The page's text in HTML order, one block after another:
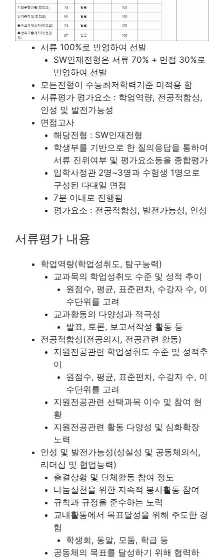
서류 100%로 반영하여 선발
SW인재전형은 서류 70% + 면접 30%로
반영하여 선발
모든전형이 수능최저학력기준 미적용 함
서류평가 평가요소 : 학업역량, 전공적합성,
인성 및 발전가능성
면접고사
해당전형 : SW인재전형
학생부를 기반으로 한 질의응답을 통하여
서류 진위여부 및 평가요소등을 종합평가
입학사정관 2명~3명과 수험생 1명으로
구성된 다대일 면접
7분 이내로 진행됨
평가요소 : 전공적합성, 발전가능성, 인성
서류평가 내용
학업역량(학업성취도, 탐구능력)
교과목의 학업성취도 수준 및 성적 추이
원점수, 평균, 표준편차, 수강자 수, 이
수단위를 고려
교과활동의 다양성과 적극성
발표, 토론, 보고서작성 활동 등
전공적합성(전공의지, 전공관련 활동)
지원전공관련 학업성취도 수준 및 성적추
이
원점수, 평균, 표준편차, 수강자 수, 이
수단위를 고려
지원전공관련 선택과목 이수 및 참여 현
황
지원전공관련 활동 다양성 및 심화확장
노력
인성 및 발전가능성(성실성 및 공동체의식,
리더십 및 협업능력)
출결상황 및 단체활동 참여 정도
나눔실천을 위한 지속적 봉사활동 참여
규칙과 규정을 준수하는 노력
교내활동에서 목표달성을 위해 주도한 경
험
학생회, 동알, 모둠, 학급 등
공동체의 목표를 달성하기 위해 협력하